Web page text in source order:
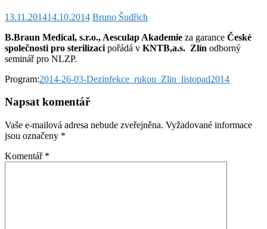
13.11.201414.10.2014 Bruno Šudřich
B.Braun Medical, s.r.o., Aesculap Akademie za garance České
společnosti pro sterilizaci pořádá v KNTB,a.s. Zlín odborný
seminář pro NLZP.
Program:2014-26-03-Dezinfekce_rukou_Zlin_listopad2014
Napsat komentář
Vaše e-mailová adresa nebude zveřejněna. Vyžadované informace
jsou označeny *
Komentář *